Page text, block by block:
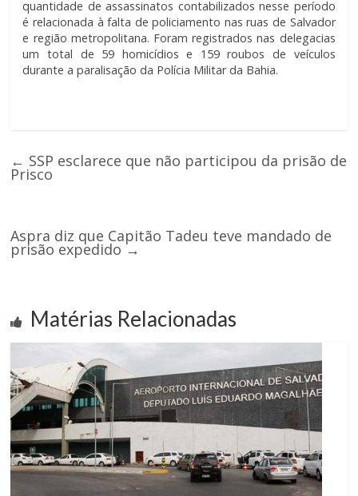
quantidade de assassinatos contabilizados nesse período
é relacionada à falta de policiamento nas ruas de Salvador
e região metropolitana. Foram registrados nas delegacias
um total de 59 homicídios e 159 roubos de veículos
durante a paralisação da Polícia Militar da Bahia.
← SSP esclarece que não participou da prisão de
Prisco
Aspra diz que Capitão Tadeu teve mandado de
prisão expedido →
Matérias Relacionadas